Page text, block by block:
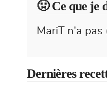
🤢 Ce que je
MariT n'a pas
Dernières